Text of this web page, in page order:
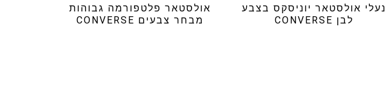
נעלי אולסטאר יוניסקס בצבע
לבן CONVERSE
אולסטאר פלטפורמה גבוהות
מבחר צבעים CONVERSE